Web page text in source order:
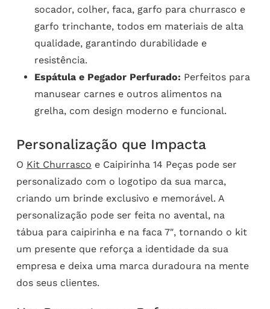
socador, colher, faca, garfo para churrasco e
garfo trinchante, todos em materiais de alta
qualidade, garantindo durabilidade e
resistência.
Espátula e Pegador Perfurado: Perfeitos para
manusear carnes e outros alimentos na
grelha, com design moderno e funcional.
Personalização que Impacta
O Kit Churrasco e Caipirinha 14 Peças pode ser
personalizado com o logotipo da sua marca,
criando um brinde exclusivo e memorável. A
personalização pode ser feita no avental, na
tábua para caipirinha e na faca 7″, tornando o kit
um presente que reforça a identidade da sua
empresa e deixa uma marca duradoura na mente
dos seus clientes.